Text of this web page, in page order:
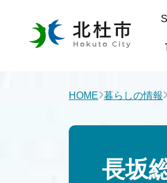
HOME›暮らしの情報›
長坂